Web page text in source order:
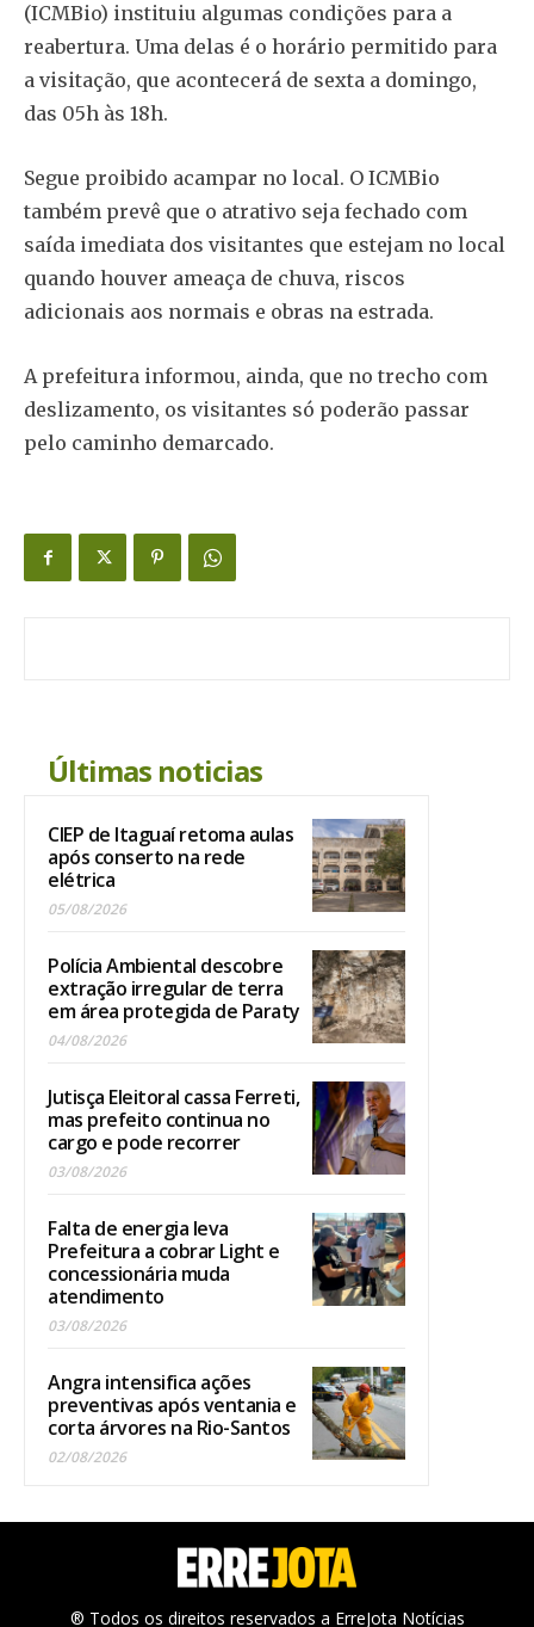
(ICMBio) instituiu algumas condições para a
reabertura. Uma delas é o horário permitido para
a visitação, que acontecerá de sexta a domingo,
das 05h às 18h.
Segue proibido acampar no local. O ICMBio
também prevê que o atrativo seja fechado com
saída imediata dos visitantes que estejam no local
quando houver ameaça de chuva, riscos
adicionais aos normais e obras na estrada.
A prefeitura informou, ainda, que no trecho com
deslizamento, os visitantes só poderão passar
pelo caminho demarcado.
Últimas noticias
CIEP de Itaguaí retoma aulas
após conserto na rede
elétrica
05/08/2026
Polícia Ambiental descobre
extração irregular de terra
em área protegida de Paraty
04/08/2026
Jutisça Eleitoral cassa Ferreti,
mas prefeito continua no
cargo e pode recorrer
03/08/2026
Falta de energia leva
Prefeitura a cobrar Light e
concessionária muda
atendimento
03/08/2026
Angra intensifica ações
preventivas após ventania e
corta árvores na Rio-Santos
02/08/2026
® Todos os direitos reservados a ErreJota Notícias